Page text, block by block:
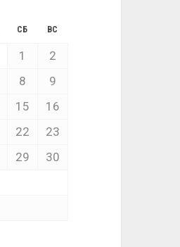
СБ ВС
1
2
8
9
15
16
22
23
29
30